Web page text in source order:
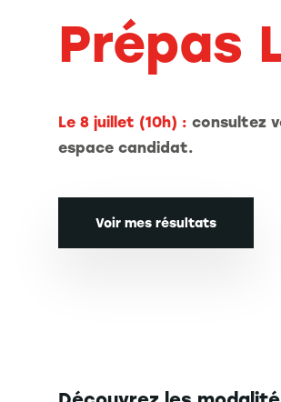
Prépas
Le 8 juillet (10h) : consultez
espace candidat.
Voir mes résultats